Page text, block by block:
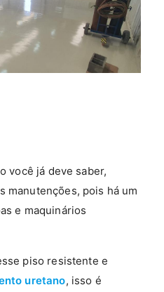
você já deve saber,
manutenções, pois há um
e maquinários
piso resistente e
uretano, isso é